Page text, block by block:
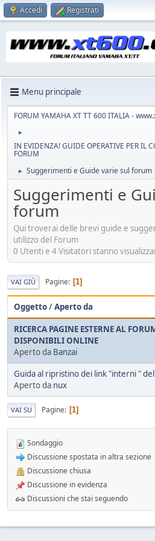
Accedi Registrati
Menu principale
FORUM YAMAHA XT TT 600 ITALIA -
►
IN EVIDENZA! GUIDE OPERATIVE PER IL
FORUM
► Suggerimenti e Guide varie sul forum
Suggerimenti e
forum
Qui troverai delle brevi guide e
utilizzo del Forum
0 Utenti e 4 Visitatori stanno
VAI GIÙ Pagine 1
Oggetto/Aperto da
RICERCA PAGINE ESTERNE AL
DISPONIBILI ONLINE
Aperto da Banzai
Guida al ripristino dei link "interni "
Aperto da nux
VAI SU Pagine 1
Sondaggio
Discussione spostata in altra sezione
Discussione chiusa
Discussione in evidenza
Discussioni che stai seguendo